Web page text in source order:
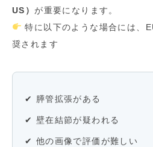
US）が重要になります。
特に以下のような場合には、
奨されます
✔ 膵管拡張がある
✔ 壁在結節が疑われる
✔ 他の画像で評価が難しい